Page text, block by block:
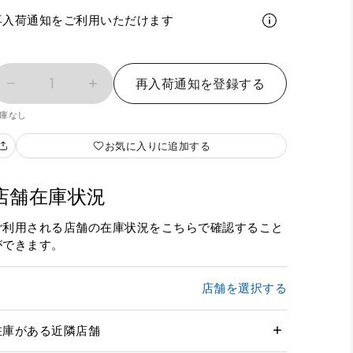
入荷通知をご利用いただけます
1 再入荷通知を登録する
なし
お気に入りに追加する
舗在庫状況
利用される店舗の在庫状況をこちらで確認すること
きます。
店舗を選択する
庫がある近隣店舗